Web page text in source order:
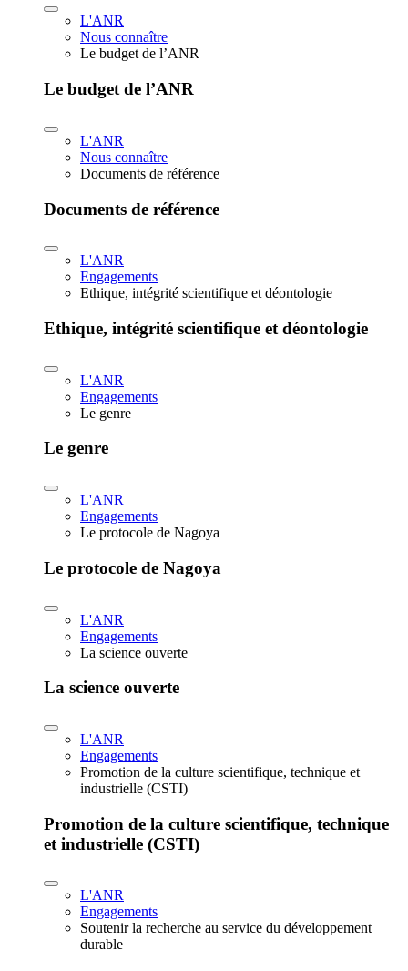
L'ANR
Nous connaître
Le budget de l’ANR
Le budget de l’ANR
L'ANR
Nous connaître
Documents de référence
Documents de référence
L'ANR
Engagements
Ethique, intégrité scientifique et déontologie
Ethique, intégrité scientifique et déontologie
L'ANR
Engagements
Le genre
Le genre
L'ANR
Engagements
Le protocole de Nagoya
Le protocole de Nagoya
L'ANR
Engagements
La science ouverte
La science ouverte
L'ANR
Engagements
Promotion de la culture scientifique, technique et
industrielle (CSTI)
Promotion de la culture scientifique, technique
et industrielle (CSTI)
L'ANR
Engagements
Soutenir la recherche au service du développement
durable